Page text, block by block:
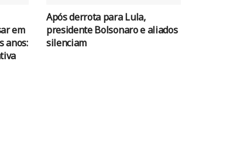
em
anos:
Após derrota para Lula,
presidente Bolsonaro e aliados
silenciam